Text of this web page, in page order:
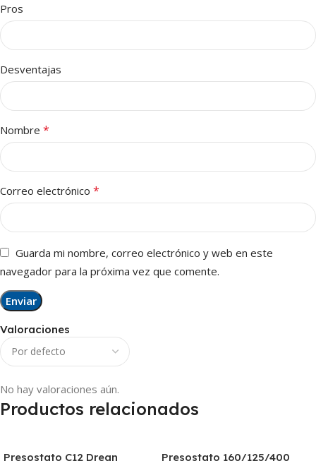
Valoraciones
No hay valoraciones aún.
Pros
Desventajas
Nombre *
Correo electrónico *
Guarda mi nombre, correo electrónico y web en este
navegador para la próxima vez que comente.
Productos relacionados
Presostato C12 Drean Presostato 160/125/400